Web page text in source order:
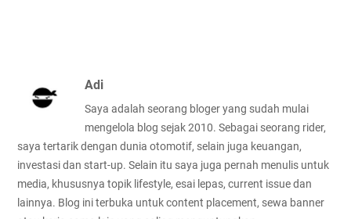
Adi
Saya adalah seorang bloger yang sudah mulai
mengelola blog sejak 2010. Sebagai seorang rider,
saya tertarik dengan dunia otomotif, selain juga keuangan,
investasi dan start-up. Selain itu saya juga pernah menulis untuk
media, khususnya topik lifestyle, esai lepas, current issue dan
lainnya. Blog ini terbuka untuk content placement, sewa banner